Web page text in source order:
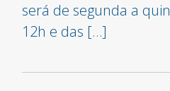
será de segunda a
12h e das […]